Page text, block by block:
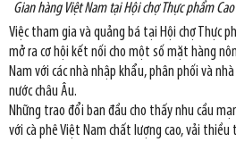
Gian hàng Việt Nam tại Hội chợ Thực phẩm
Việc tham gia và quảng bá tại Hội chợ Thực
mở ra cơ hội kết nối cho một số mặt hàng
Nam với các nhà nhập khẩu, phân phối và
nước châu Âu.
Những trao đổi ban đầu cho thấy nhu cầu
với cà phê Việt Nam chất lượng cao, vải